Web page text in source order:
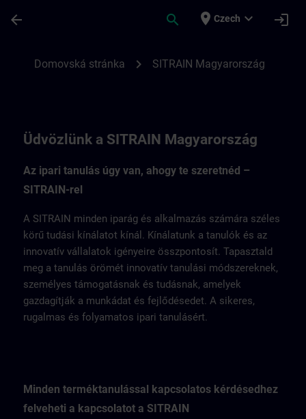
arrow_back search place Czech expand_more login
Domovská stránka chevron_right SITRAIN Magyarország
Üdvözlünk a SITRAIN Magyarország
Az ipari tanulás úgy van, ahogy te szeretnéd –
SITRAIN-rel
A SITRAIN minden iparág és alkalmazás számára széles
körű tudási kínálatot kínál. Kínálatunk a tanulók és az
innovatív vállalatok igényeire összpontosít. Tapasztald
meg a tanulás örömét innovatív tanulási módszereknek,
személyes támogatásnak és tudásnak, amelyek
gazdagítják a munkádat és fejlődésedet. A sikeres,
rugalmas és folyamatos ipari tanulásért.
Minden terméktanulással kapcsolatos kérdésedhez
felveheti a kapcsolatot a SITRAIN